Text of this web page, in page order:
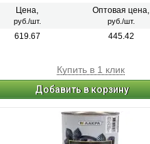
эмали.Цена,
руб./шт.
Оптовая цена,
руб./шт.
619.67 445.42
Купить в 1 клик
Добавить в корзину